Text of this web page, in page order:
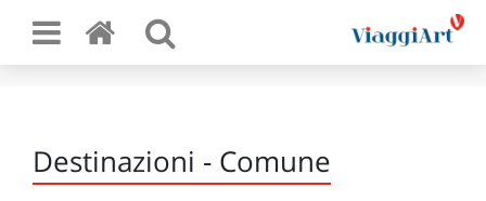
Destinazioni - Comune